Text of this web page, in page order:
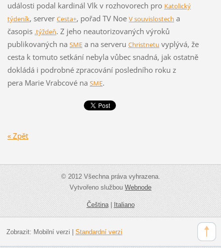
události podal kardinál Vlk v rozhovorech pro Katolický
týdeník, server Cesta+, pořad TV Noe V souvislostech a
časopis .týždeň. Z jeho neautorizovaných výroků
publikovaných na SMEa na serveru Christnetu vyplývá, že
cesta k tomuto setkání nebyla vůbec snadná, jak ostatně
dokládá i podrobné zpracování posledního roku z
pera Marie Vrabcové na SME.
« Zpět
© 2012 Všechna práva vyhrazena.
Vytvořeno službouWebnode
Čeština|Italiano
Zobrazit: Mobilní verzi Standardní verzi